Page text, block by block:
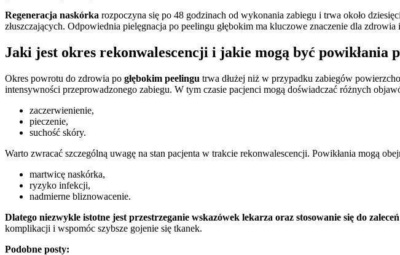
Regeneracja naskórka rozpoczyna się po 48 godzinach od wykonania zabiegu i trwa około
złuszczających. Odpowiednia pielęgnacja po peelingu głębokim ma kluczowe znaczenie dla zdrowia
Jaki jest okres rekonwalescencji i jakie mogą być powikłania
Okres powrotu do zdrowia po głębokim peelingu trwa dłużej niż w przypadku zabiegów
intensywności przeprowadzonego zabiegu. W tym czasie pacjenci mogą doświadczać różnych
zaczerwienienie,
pieczenie,
suchość skóry.
Warto zwracać szczególną uwagę na stan pacjenta w trakcie rekonwalescencji. Powikłania mogą
martwicę naskórka,
ryzyko infekcji,
nadmierne bliznowacenie.
Dlatego niezwykle istotne jest przestrzeganie wskazówek lekarza oraz stosowanie się do
komplikacji i wspomóc szybsze gojenie się tkanek.
Podobne posty: